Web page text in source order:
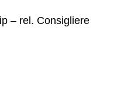
– rel. Consigliere